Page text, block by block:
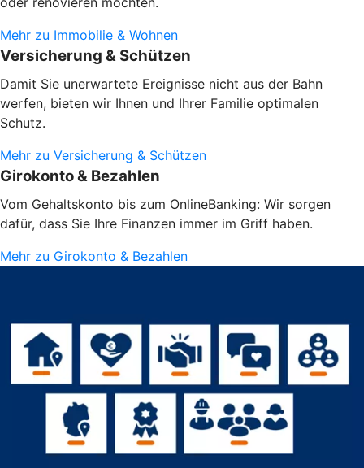
Mehr zu Immobilie & Wohnen
Versicherung & Schützen
Damit Sie unerwartete Ereignisse nicht aus der Bahn
werfen, bieten wir Ihnen und Ihrer Familie optimalen
Schutz.
Mehr zu Versicherung & Schützen
Girokonto & Bezahlen
Vom Gehaltskonto bis zum OnlineBanking: Wir sorgen
dafür, dass Sie Ihre Finanzen immer im Griff haben.
Mehr zu Girokonto & Bezahlen